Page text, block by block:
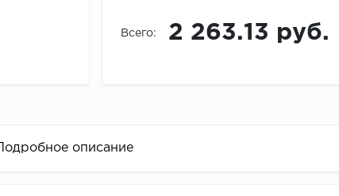
Всего: 2 263.13 руб.
Подробное описание